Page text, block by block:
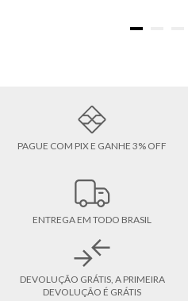
PAGUE COM PIX E GANHE 3% OFF
ENTREGA EM TODO BRASIL
DEVOLUÇÃO GRÁTIS, A PRIMEIRA
DEVOLUÇÃO É GRÁTIS